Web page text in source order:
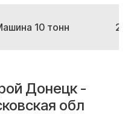
10 тонн
Донецк -
обл